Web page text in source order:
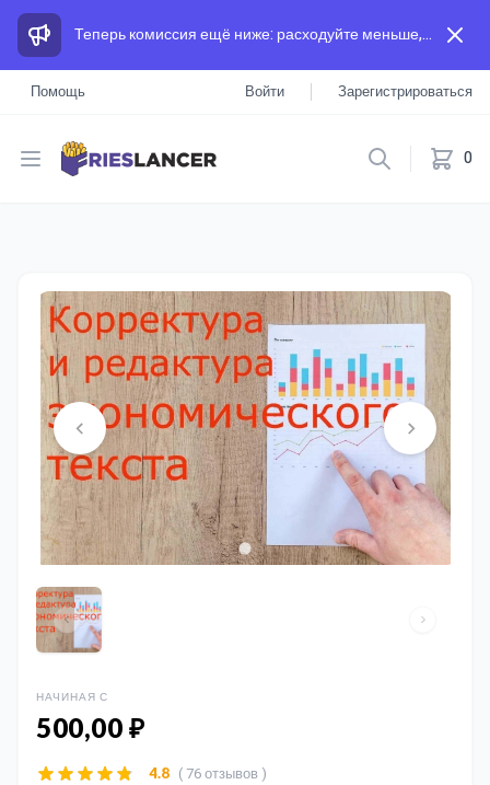
Теперь комиссия ещё ниже: расходуйте меньше, а зарабатывайте больше, чем на других площадках.
Помощь Войти Зарегистрироваться
Open menu 0
НАЧИНАЯ С
500,00 ₽
4.8 ( 76 отзывов )